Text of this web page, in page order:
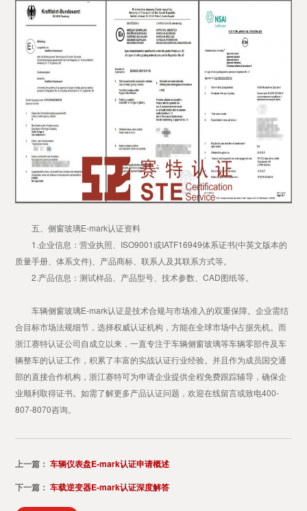
五、侧窗玻璃E-mark认证资料
1.企业信息：营业执照、ISO9001或IATF16949体系证书(中英文版本的
质量手册、体系文件)、产品商标、联系人及其联系方式等。
2.产品信息：测试样品、产品型号、技术参数、CAD图纸等。
车辆侧窗玻璃E-mark认证是技术合规与市场准入的双重保障。企业需结
合目标市场法规细节，选择权威认证机构，方能在全球市场中占据先机。而
浙江赛特认证公司自成立以来，一直专注于车辆侧窗玻璃等车辆零部件及车
辆整车的认证工作，积累了丰富的实战认证行业经验。并且作为成员国交通
部的直接合作机构，浙江赛特可为申请企业提供全程免费跟踪辅导，确保企
业顺利取得证书。如需了解更多产品认证问题，欢迎在线留言或致电400-
807-8070咨询。
上一篇：车辆仪表盘E-mark认证申请概述
下一篇：车载逆变器E-mark认证深度解答